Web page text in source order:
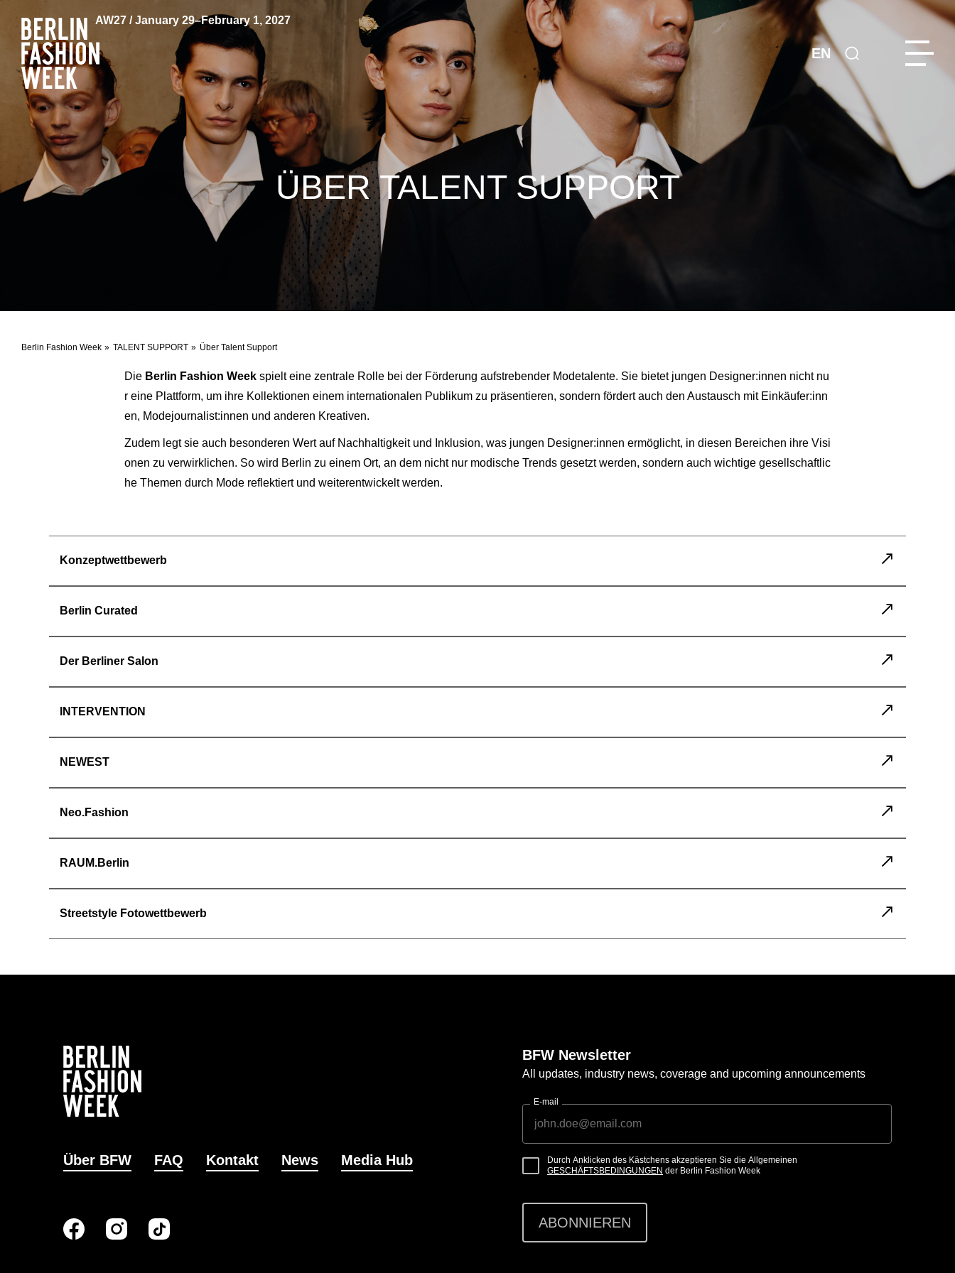
AW27 / January 29–February 1, 2027
EN
Berlin Fashion Week TALENT SUPPORT Über Talent Support
ÜBER TALENT SUPPORT
Die Berlin Fashion Weekspielt eine zentrale Rolle bei der Förderung aufstrebender Modetalente. Sie bietet jungen Designer:innen nicht nu
r eine Plattform, um ihre Kollektionen einem internationalen Publikum zu präsentieren, sondern fördert auch den Austausch mit Einkäufer:inn
en, Modejournalist:innen und anderen Kreativen.
Zudem legt sie auch besonderen Wert auf Nachhaltigkeit und Inklusion, was jungen Designer:innen ermöglicht, in diesen Bereichen ihre Visi
onen zu verwirklichen. So wird Berlin zu einem Ort, an dem nicht nur modische Trends gesetzt werden, sondern auch wichtige gesellschaftlic
he Themen durch Mode reflektiert und weiterentwickelt werden.
Konzeptwettbewerb
Berlin Curated
Der Berliner Salon
INTERVENTION
NEWEST
Neo.Fashion
RAUM.Berlin
Streetstyle Fotowettbewerb
Über BFW FAQ Kontakt News Media Hub
BFW Newsletter
All updates, industry news, coverage and upcoming announcements
E-mail
Durch Anklicken des Kästchens akzeptieren Sie die Allgemeinen
GESCHÄFTSBEDINGUNGEN der Berlin Fashion Week
ABONNIEREN